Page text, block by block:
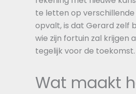
te letten op
opvalt, is dat Gerard zelf
wie zijn fortuin zal krijgen
tegelijk voor de
Wat maakt